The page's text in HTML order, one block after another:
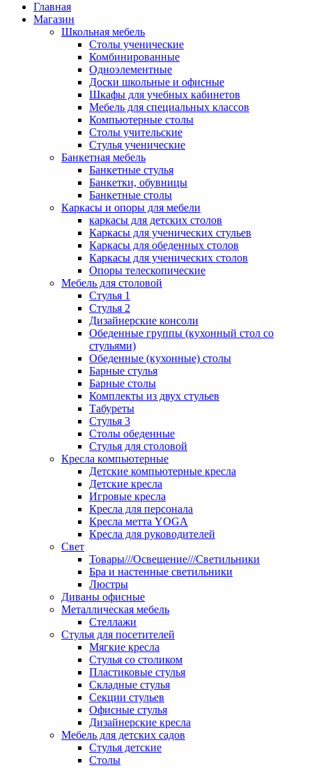
Главная
Магазин
Школьная мебель
Столы ученические
Комбинированные
Одноэлементные
Доски школьные и офисные
Шкафы для учебных кабинетов
Мебель для специальных классов
Компьютерные столы
Столы учительские
Стулья ученические
Банкетная мебель
Банкетные стулья
Банкетки, обувницы
Банкетные столы
Каркасы и опоры для мебели
каркасы для детских столов
Каркасы для ученических стульев
Каркасы для обеденных столов
Каркасы для ученических столов
Опоры телескопические
Мебель для столовой
Стулья 1
Стулья 2
Дизайнерские консоли
Обеденные группы (кухонный стол со
стульями)
Обеденные (кухонные) столы
Барные стулья
Барные столы
Комплекты из двух стульев
Табуреты
Стулья 3
Столы обеденные
Стулья для столовой
Кресла компьютерные
Детские компьютерные кресла
Детские кресла
Игровые кресла
Кресла для персонала
Кресла метта YOGA
Кресла для руководителей
Свет
Товары///Освещение///Светильники
Бра и настенные светильники
Люстры
Диваны офисные
Металлическая мебель
Стеллажи
Стулья для посетителей
Мягкие кресла
Стулья со столиком
Пластиковые стулья
Складные стулья
Секции стульев
Офисные стулья
Дизайнерские кресла
Мебель для детских садов
Стулья детские
Столы